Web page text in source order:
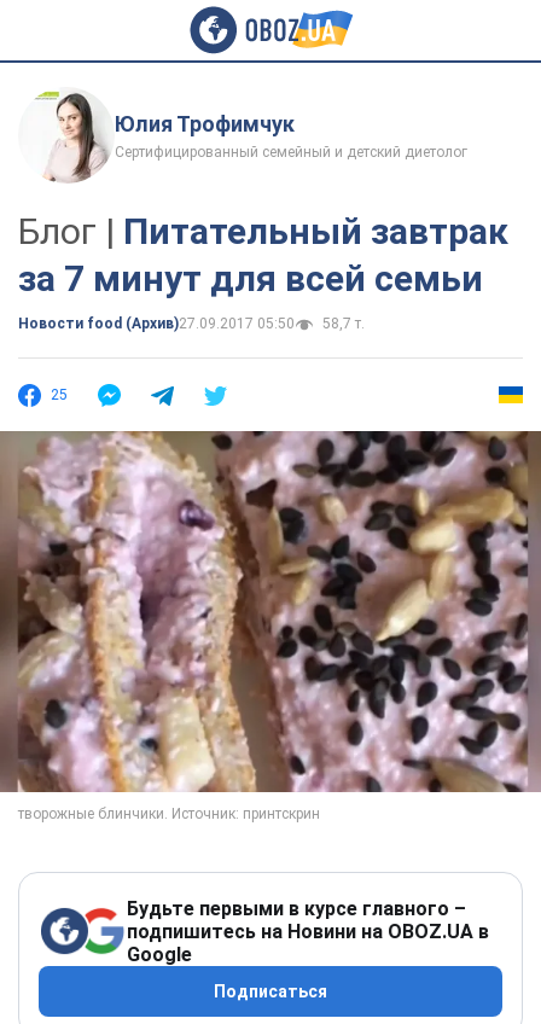
Юлия Трофимчук
Сертифицированный семейный и детский диетолог
Блог | Питательный завтрак
за 7 минут для всей семьи
Новости food (Архив)27.09.2017 05:50 58,7 т.
25
Будьте первыми в курсе главного –
подпишитесь на Новини на OBOZ.UA в
Google
Подписаться